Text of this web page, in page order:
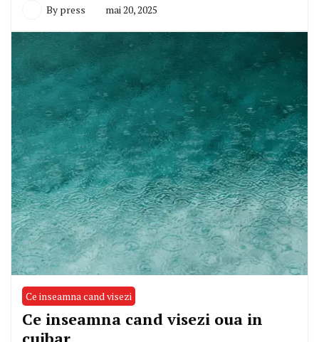
By press mai 20, 2025
Ce inseamna cand visezi
Ce inseamna cand visezi oua in